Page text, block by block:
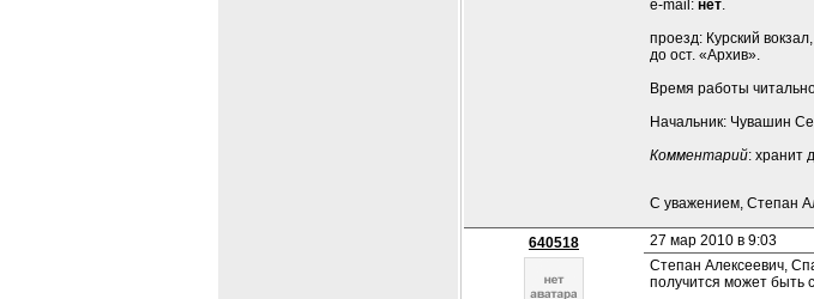
e-mail: нет.
проезд: Курский
до ост. «Архив».
Время работы
Начальник: Чувашин
Комментарий: хранит
С уважением, Степан
640518 27 мар 2010 в 9:03
Степан Алексеевич,
получится может быть